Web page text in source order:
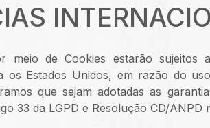
meio de Cookies estarão sujeitos
Estados Unidos, em razão do
que sejam adotadas as
33 da LGPD e Resolução CD/ANPD